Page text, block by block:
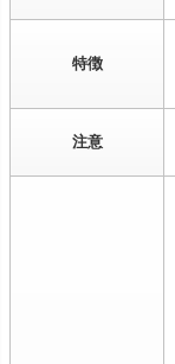
特徴
注意